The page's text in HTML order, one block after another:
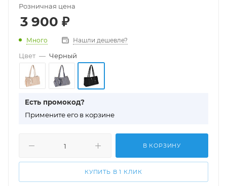
Розничная цена
3 900 ₽
Много Нашли дешевле?
Цвет — Черный
Есть промокод?
Примените его в корзине
В КОРЗИНУ
КУПИТЬ В 1 КЛИК